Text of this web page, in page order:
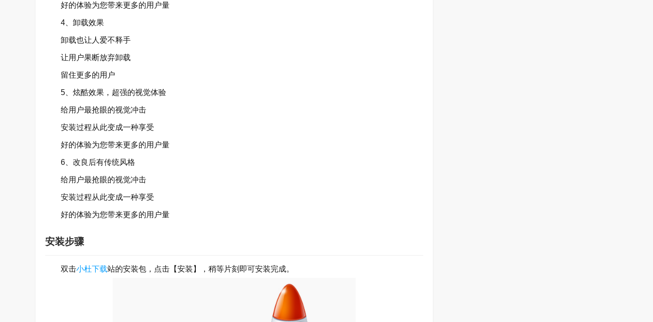
好的体验为您带来更多的用户量
4、卸载效果
卸载也让人爱不释手
让用户果断放弃卸载
留住更多的用户
5、炫酷效果，超强的视觉体验
给用户最抢眼的视觉冲击
安装过程从此变成一种享受
好的体验为您带来更多的用户量
6、改良后有传统风格
给用户最抢眼的视觉冲击
安装过程从此变成一种享受
好的体验为您带来更多的用户量
安装步骤
双击小杜下载站的安装包，点击【安装】，稍等片刻即可安装完成。